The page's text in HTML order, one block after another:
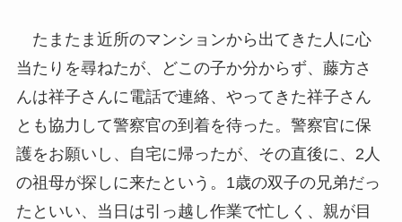
たまたま近所のマンションから出てきた人に心
当たりを尋ねたが、どこの子か分からず、藤方さ
んは祥子さんに電話で連絡、やってきた祥子さん
とも協力して警察官の到着を待った。警察官に保
護をお願いし、自宅に帰ったが、その直後に、2人
の祖母が探しに来たという。1歳の双子の兄弟だっ
たといい、当日は引っ越し作業で忙しく、親が目